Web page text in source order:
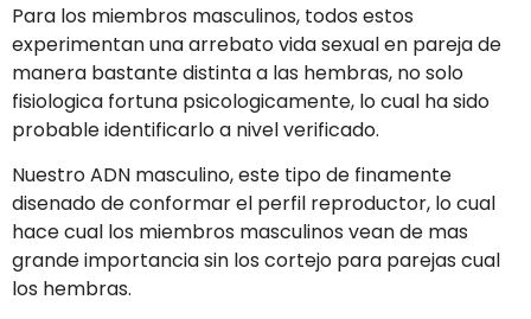
Para los miembros masculinos, todos estos
experimentan una arrebato vida sexual en pareja de
manera bastante distinta a las hembras, no solo
fisiologica fortuna psicologicamente, lo cual ha sido
probable identificarlo a nivel verificado.
Nuestro ADN masculino, este tipo de finamente
disenado de conformar el perfil reproductor, lo cual
hace cual los miembros masculinos vean de mas
grande importancia sin los cortejo para parejas cual
los hembras.